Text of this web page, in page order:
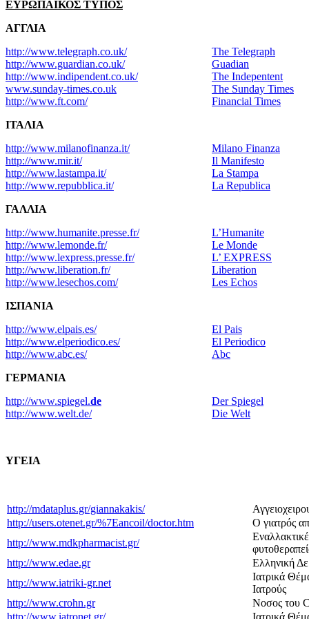
ΕΥΡΩΠΑΪΚΟΣ ΤΥΠΟΣ
ΑΓΓΛΙΑ
http://www.telegraph.co.uk/
The Telegraph
http://www.guardian.co.uk/
Guadian
http://www.indipendent.co.uk/
The Indepentent
www.sunday-times.co.uk
The Sunday Times
http://www.ft.com/
Financial Times
ΙΤΑΛΙΑ
http://www.milanofinanza.it/
Milano Finanza
http://www.mir.it/
Il Manifesto
http://www.lastampa.it/
La Stampa
http://www.repubblica.it/
La Republica
ΓΑΛΛΙΑ
http://www.humanite.presse.fr/
L’Humanite
http://www.lemonde.fr/
Le Monde
http://www.lexpress.presse.fr/
L’ EXPRESS
http://www.liberation.fr/
Liberation
http://www.lesechos.com/
Les Echos
ΙΣΠΑΝΙΑ
http://www.elpais.es/
El Pais
http://www.elperiodico.es/
El Periodico
http://www.abc.es/
Abc
ΓΕΡΜΑΝΙΑ
http://www.spiegel.de
Der Spiegel
http://www.welt.de/
Die Welt
ΥΓΕΙΑ
http://mdataplus.gr/giannakakis/
http://users.otenet.gr/%7Eancoil/doctor.htm
Ο γιατρός
http://www.mdkpharmacist.gr/
http://www.edae.gr
Ελληνική
http://www.iatriki-gr.net
Ιατρικά
Ιατρούς
http://www.crohn.gr
Νοσος του
http://www.iatronet.gr/
Ιατρικά